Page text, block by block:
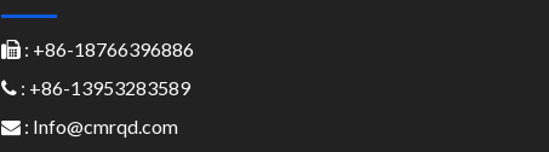
 : +86-18766396886
 : +86-13953283589
 : Info@cmrqd.com